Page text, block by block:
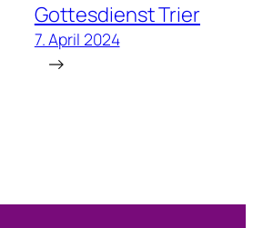
Gottesdienst Trier
7. April 2024
→